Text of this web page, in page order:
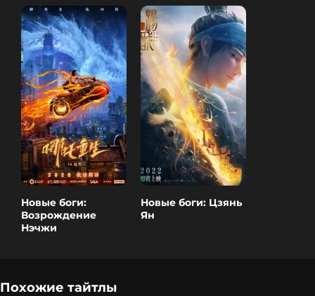
Новые боги:
Возрождение
Нэчжи
Новые боги: Цзянь
Ян
Похожие тайтлы